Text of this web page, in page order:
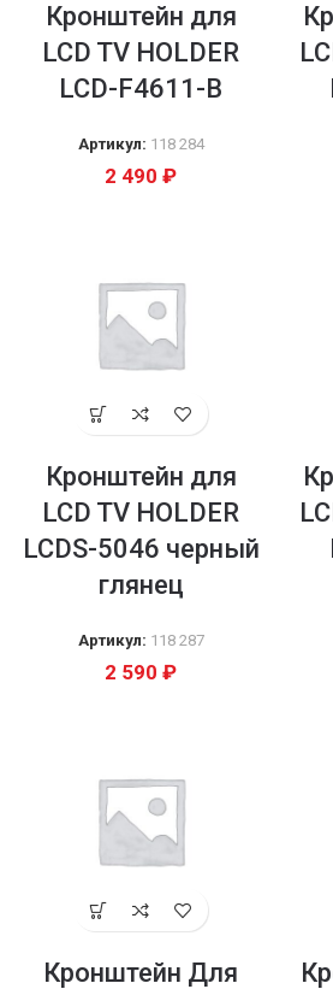
Кронштейн для
LCD TV HOLDER
LCD-F4611-B
Артикул: 118 284
2 490 ₽
Кронштейн для
LCD TV HOLDER
LCDS-5046 черный
глянец
Артикул: 118 287
2 590 ₽
Кронштейн Для